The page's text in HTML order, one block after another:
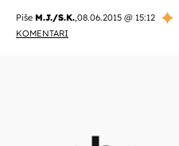
Piše M.J./S.K.,08.06.2015 @ 15:12
KOMENTARI